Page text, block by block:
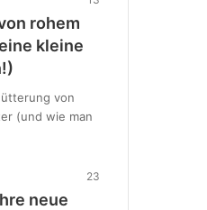
rohem
kleine
von
(und wie man
23
neue